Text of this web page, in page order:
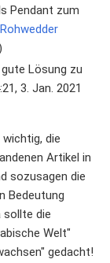
Pendant zum
Lösung zu
3. Jan. 2021
die
Artikel in
sozusagen die
Bedeutung
sollte die
Welt"
gedacht!